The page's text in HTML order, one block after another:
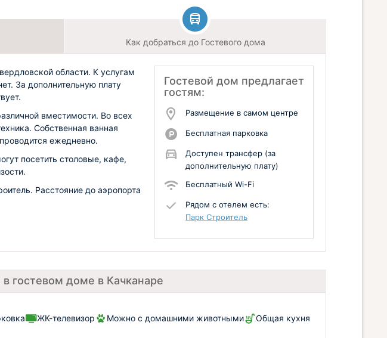
Как добраться до Гостевого дома
Гостевой дом предлагает
гостям:
Размещение в самом центре
Бесплатная парковка
Доступен трансфер (за
дополнительную плату)
Бесплатный Wi-Fi
Рядом с отелем есть:
Парк Строитель
области. К услугам
За дополнительную плату
вместимости. Во всех
Собственная ванная
ежедневно.
посетить столовые, кафе,
Расстояние до аэропорта
в гостевом доме в Качканаре
ЖК-телевизор Можно с домашними животными Общая кухня